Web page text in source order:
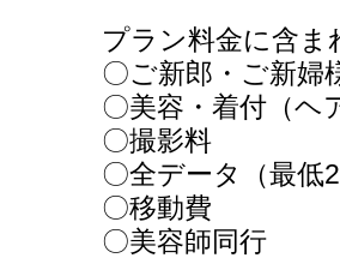
プラン料金に含ま
〇ご新郎・ご新婦
〇美容・着付（ヘ
〇撮影料
〇全データ（最低
〇移動費
〇美容師同行